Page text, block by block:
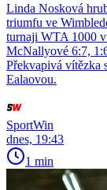
Linda Nosková
triumfu ve
turnaji WTA 1000
McNallyové 6:7,
Překvapivá vítězka
Ealaovou.
SportWin
dnes, 19:43
1 min